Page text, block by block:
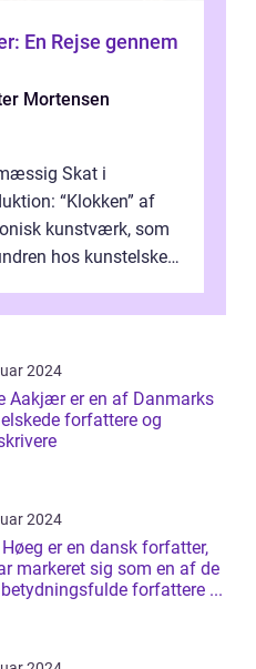
En Rejse gennem
Mortensen
Skat i
“Klokken” af
kunstværk, som
hos kunstelskere
2024
Aakjær er en af Danmarks
forfattere og
2024
Høeg er en dansk forfatter,
markeret sig som en af de
forfattere ...